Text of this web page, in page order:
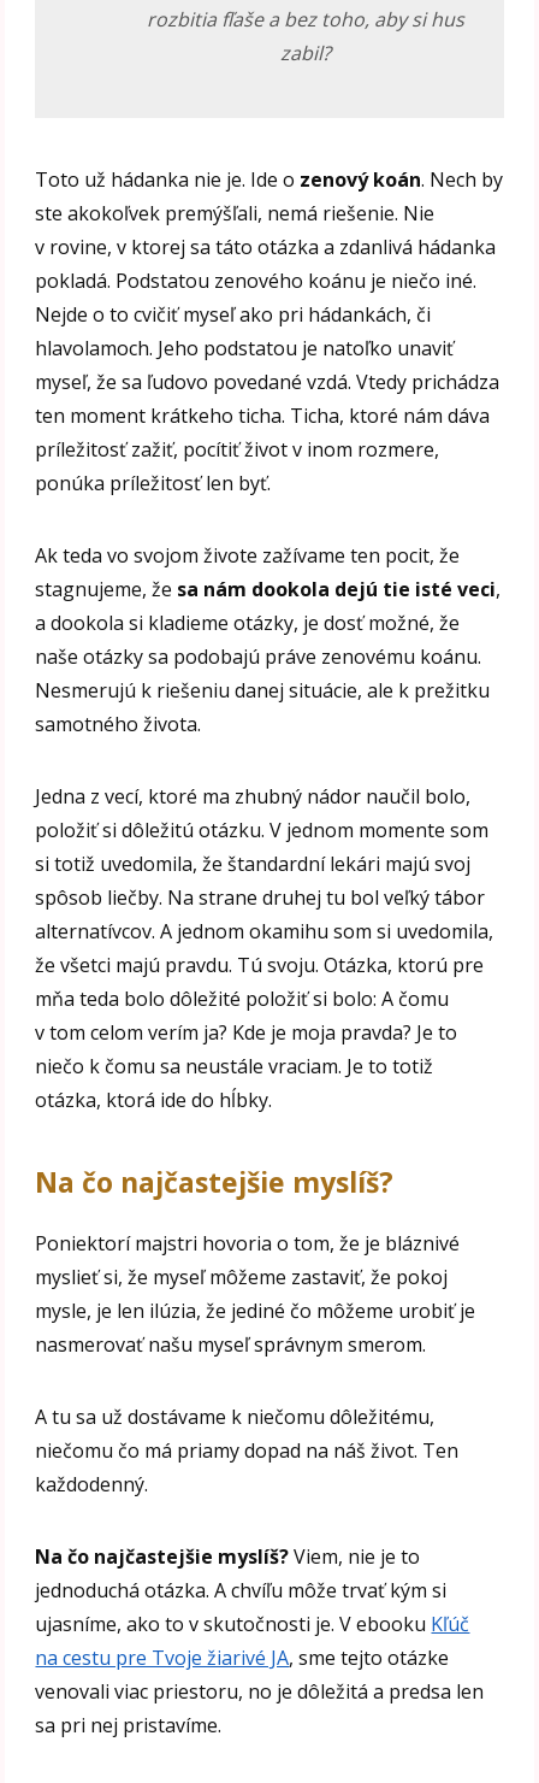
rozbitia fľaše a bez toho, aby si hus
zabil?
Toto už hádanka nie je. Ide o zenový koán. Nech by
ste akokoľvek premýšľali, nemá riešenie. Nie
v rovine, v ktorej sa táto otázka a zdanlivá hádanka
pokladá. Podstatou zenového koánu je niečo iné.
Nejde o to cvičiť myseľ ako pri hádankách, či
hlavolamoch. Jeho podstatou je natoľko unaviť
myseľ, že sa ľudovo povedané vzdá. Vtedy prichádza
ten moment krátkeho ticha. Ticha, ktoré nám dáva
príležitosť zažiť, pocítiť život v inom rozmere,
ponúka príležitosť len byť.
Ak teda vo svojom živote zažívame ten pocit, že
stagnujeme, že sa nám dookola dejú tie isté veci,
a dookola si kladieme otázky, je dosť možné, že
naše otázky sa podobajú práve zenovému koánu.
Nesmerujú k riešeniu danej situácie, ale k prežitku
samotného života.
Jedna z vecí, ktoré ma zhubný nádor naučil bolo,
položiť si dôležitú otázku. V jednom momente som
si totiž uvedomila, že štandardní lekári majú svoj
spôsob liečby. Na strane druhej tu bol veľký tábor
alternatívcov. A jednom okamihu som si uvedomila,
že všetci majú pravdu. Tú svoju. Otázka, ktorú pre
mňa teda bolo dôležité položiť si bolo: A čomu
v tom celom verím ja? Kde je moja pravda? Je to
niečo k čomu sa neustále vraciam. Je to totiž
otázka, ktorá ide do hĺbky.
Na čo najčastejšie myslíš?
Poniektorí majstri hovoria o tom, že je bláznivé
myslieť si, že myseľ môžeme zastaviť, že pokoj
mysle, je len ilúzia, že jediné čo môžeme urobiť je
nasmerovať našu myseľ správnym smerom.
A tu sa už dostávame k niečomu dôležitému,
niečomu čo má priamy dopad na náš život. Ten
každodenný.
Na čo najčastejšie myslíš?Viem, nie je to
jednoduchá otázka. A chvíľu môže trvať kým si
ujasníme, ako to v skutočnosti je. V ebooku Kľúč
na cestu pre Tvoje žiarivé JA, sme tejto otázke
venovali viac priestoru, no je dôležitá a predsa len
sa pri nej pristavíme.